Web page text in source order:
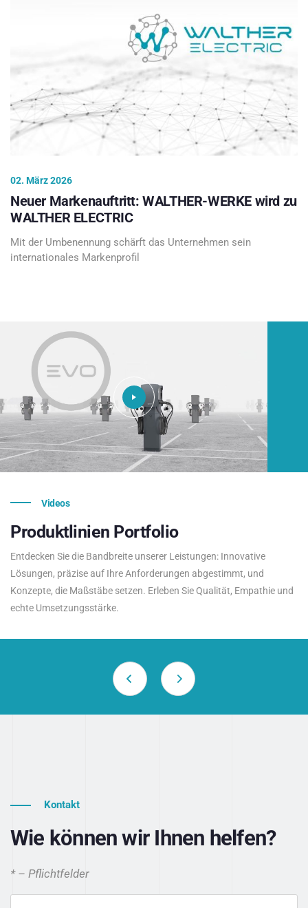
02. März 2026
Neuer Markenauftritt: WALTHER-WERKE wird zu
WALTHER ELECTRIC
Mit der Umbenennung schärft das Unternehmen sein
internationales Markenprofil
Videos
Produktlinien Portfolio
Entdecken Sie die Bandbreite unserer Leistungen: Innovative
Lösungen, präzise auf Ihre Anforderungen abgestimmt, und
Konzepte, die Maßstäbe setzen. Erleben Sie Qualität, Empathie und
echte Umsetzungsstärke.
Kontakt
Wie können wir Ihnen helfen?
* – Pflichtfelder